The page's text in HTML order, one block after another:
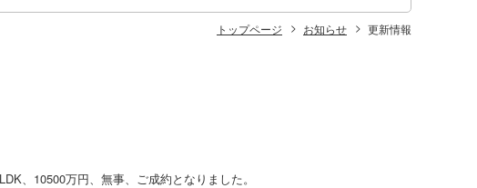
トップページ お知らせ 更新情報
、10500万円、無事、ご成約となりました。